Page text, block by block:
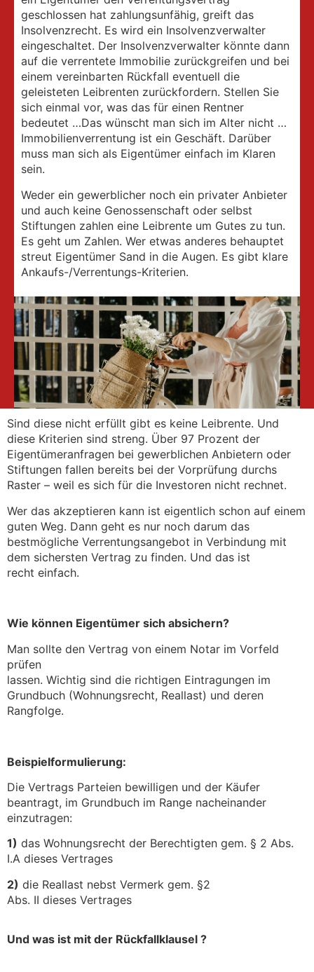
geschlossen hat zahlungsunfähig, greift das
Insolvenzrecht. Es wird ein Insolvenzverwalter
eingeschaltet. Der Insolvenzverwalter könnte dann
auf die verrentete Immobilie zurückgreifen und bei
einem vereinbarten Rückfall eventuell die
geleisteten Leibrenten zurückfordern. Stellen Sie
sich einmal vor, was das für einen Rentner
bedeutet …Das wünscht man sich im Alter nicht …
Immobilienverrentung ist ein Geschäft. Darüber
muss man sich als Eigentümer einfach im Klaren
sein.
Weder ein gewerblicher noch ein privater Anbieter
und auch keine Genossenschaft oder selbst
Stiftungen zahlen eine Leibrente um Gutes zu tun.
Es geht um Zahlen. Wer etwas anderes behauptet
streut Eigentümer Sand in die Augen. Es gibt klare
Ankaufs-/Verrentungs-Kriterien.
Sind diese nicht erfüllt gibt es keine Leibrente. Und
diese Kriterien sind streng. Über 97 Prozent der
Eigentümeranfragen bei gewerblichen Anbietern oder
Stiftungen fallen bereits bei der Vorprüfung durchs
Raster – weil es sich für die Investoren nicht rechnet.
Wer das akzeptieren kann ist eigentlich schon auf einem
guten Weg. Dann geht es nur noch darum das
bestmögliche Verrentungsangebot in Verbindung mit
dem sichersten Vertrag zu finden. Und das ist
recht einfach.
Wie können Eigentümer sich absichern?
Man sollte den Vertrag von einem Notar im Vorfeld
prüfen
lassen. Wichtig sind die richtigen Eintragungen im
Grundbuch (Wohnungsrecht, Reallast) und deren
Rangfolge.
Beispielformulierung:
Die Vertrags Parteien bewilligen und der Käufer
beantragt, im Grundbuch im Range nacheinander
einzutragen:
1) das Wohnungsrecht der Berechtigten gem. § 2 Abs.
I.A dieses Vertrages
2) die Reallast nebst Vermerk gem. §2
Abs. II dieses Vertrages
Und was ist mit der Rückfallklausel ?